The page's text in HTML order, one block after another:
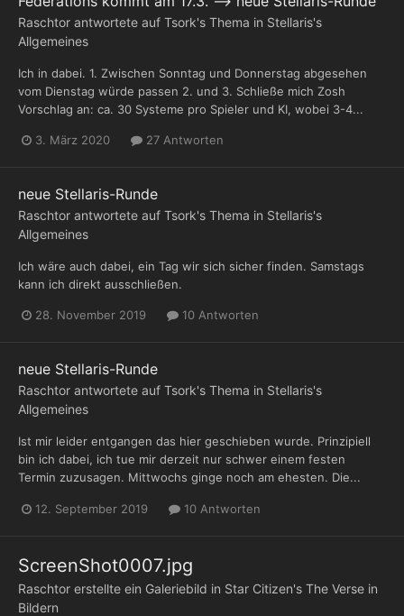
Raschtor antwortete auf Tsork's Thema in Stellaris's
Allgemeines
Ich in dabei. 1. Zwischen Sonntag und Donnerstag abgesehen
vom Dienstag würde passen 2. und 3. Schließe mich Zosh
Vorschlag an: ca. 30 Systeme pro Spieler und KI, wobei 3-4...
3. März 2020 27 Antworten
neue Stellaris-Runde
Raschtor antwortete auf Tsork's Thema in Stellaris's
Allgemeines
Ich wäre auch dabei, ein Tag wir sich sicher finden. Samstags
kann ich direkt ausschließen.
28. November 2019 10 Antworten
neue Stellaris-Runde
Raschtor antwortete auf Tsork's Thema in Stellaris's
Allgemeines
Ist mir leider entgangen das hier geschieben wurde. Prinzipiell
bin ich dabei, ich tue mir derzeit nur schwer einem festen
Termin zuzusagen. Mittwochs ginge noch am ehesten. Die...
12. September 2019 10 Antworten
ScreenShot0007.jpg
Raschtor erstellte ein Galeriebild in Star Citizen's The Verse in
Bildern